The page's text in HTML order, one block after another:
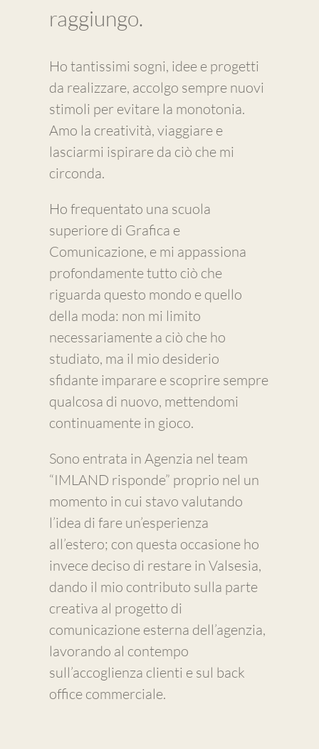
raggiungo.
Ho tantissimi sogni, idee e progetti
da realizzare, accolgo sempre nuovi
stimoli per evitare la monotonia.
Amo la creatività, viaggiare e
lasciarmi ispirare da ciò che mi
circonda.
Ho frequentato una scuola
superiore di Grafica e
Comunicazione, e mi appassiona
profondamente tutto ciò che
riguarda questo mondo e quello
della moda: non mi limito
necessariamente a ciò che ho
studiato, ma il mio desiderio
sfidante imparare e scoprire sempre
qualcosa di nuovo, mettendomi
continuamente in gioco.
Sono entrata in Agenzia nel team
“IMLAND risponde” proprio nel un
momento in cui stavo valutando
l’idea di fare un’esperienza
all’estero; con questa occasione ho
invece deciso di restare in Valsesia,
dando il mio contributo sulla parte
creativa al progetto di
comunicazione esterna dell’agenzia,
lavorando al contempo
sull’accoglienza clienti e sul back
office commerciale.